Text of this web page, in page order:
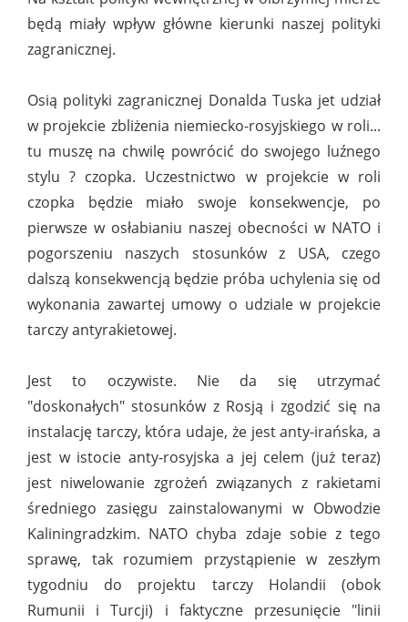
będą miały wpływ główne kierunki naszej polityki
zagranicznej.
Osią polityki zagranicznej Donalda Tuska jet udział
w projekcie zbliżenia niemiecko-rosyjskiego w roli...
tu muszę na chwilę powrócić do swojego luźnego
stylu ? czopka. Uczestnictwo w projekcie w roli
czopka będzie miało swoje konsekwencje, po
pierwsze w osłabianiu naszej obecności w NATO i
pogorszeniu naszych stosunków z USA, czego
dalszą konsekwencją będzie próba uchylenia się od
wykonania zawartej umowy o udziale w projekcie
tarczy antyrakietowej.
Jest to oczywiste. Nie da się utrzymać
"doskonałych" stosunków z Rosją i zgodzić się na
instalację tarczy, która udaje, że jest anty-irańska, a
jest w istocie anty-rosyjska a jej celem (już teraz)
jest niwelowanie zgrożeń związanych z rakietami
średniego zasięgu zainstalowanymi w Obwodzie
Kaliningradzkim. NATO chyba zdaje sobie z tego
sprawę, tak rozumiem przystąpienie w zeszłym
tygodniu do projektu tarczy Holandii (obok
Rumunii i Turcji) i faktyczne przesunięcie "linii